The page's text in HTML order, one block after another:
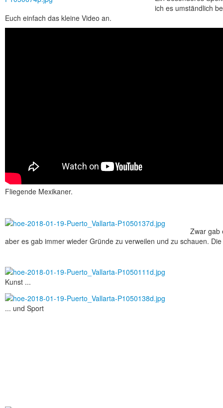
ich es umständlich
Euch einfach das kleine Video an.
Fliegende Mexikaner.
Zwar gab
aber es gab immer wieder Gründe zu verweilen und zu schauen.
Kunst ...
... und Sport